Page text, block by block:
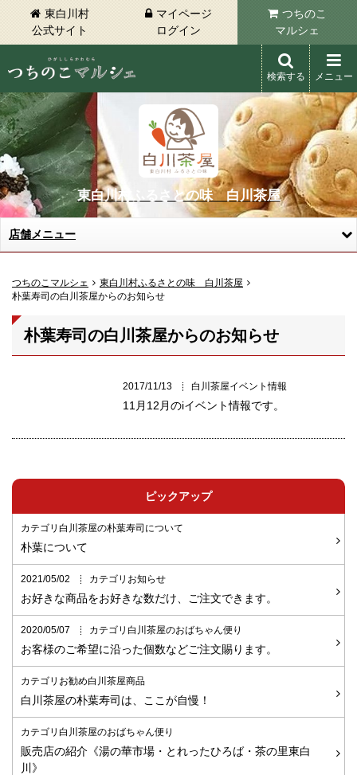
東白川村
公式サイト
マイページ
ログイン
つちのこ
マルシェ
東白川村 つちのこマルシェ
検索する メニュー
東白川村ふるさとの味 白川茶屋
店舗メニュー
つちのこマルシェ
東白川村ふるさとの味 白川茶屋
朴葉寿司の白川茶屋からのお知らせ
朴葉寿司の白川茶屋からのお知らせ
2017/11/13 白川茶屋イベント情報
11月12月のiイベント情報です。
ピックアップ
カテゴリ白川茶屋の朴葉寿司について
朴葉について
2021/05/02 カテゴリお知らせ
お好きな商品をお好きな数だけ、ご注文できます。
2020/05/07 カテゴリ白川茶屋のおばちゃん便り
お客様のご希望に沿った個数などご注文賜ります。
カテゴリお勧め白川茶屋商品
白川茶屋の朴葉寿司は、ここが自慢！
カテゴリ白川茶屋のおばちゃん便り
販売店の紹介《湯の華市場・とれったひろば・茶の里東白
川》